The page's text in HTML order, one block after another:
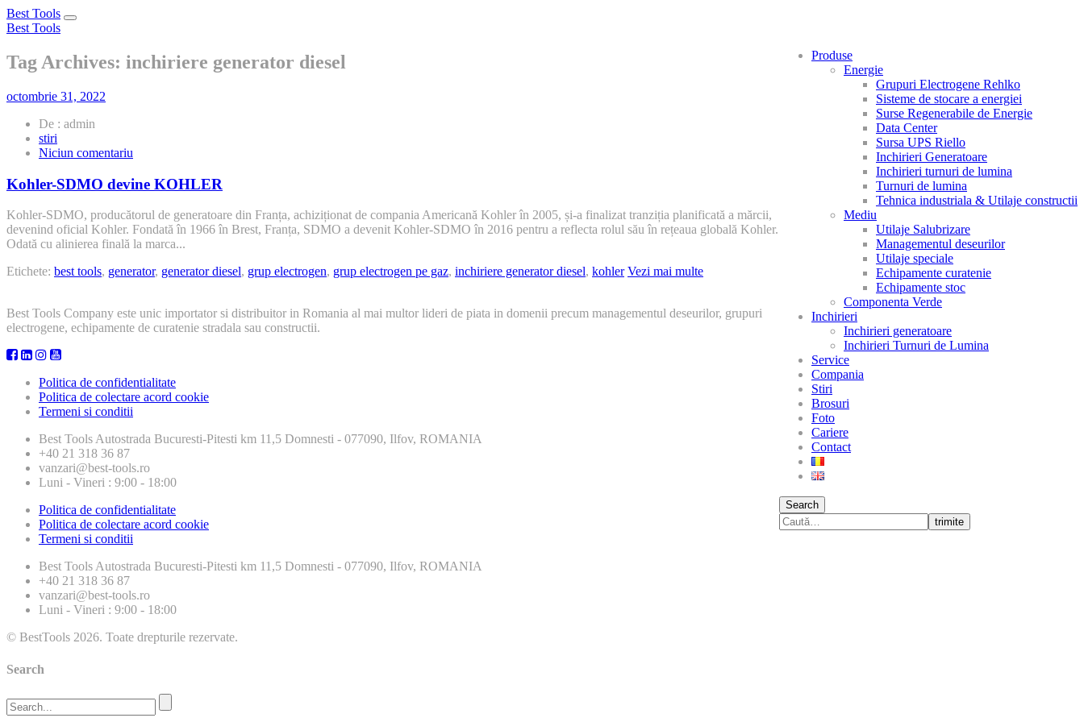
Best Tools
Toggle
Best Tools
Produse
Energie
Grupuri Electrogene Rehlko
Sisteme de stocare a energiei
Surse Regenerabile de Energie
Data Center
Sursa UPS Riello
Inchirieri Generatoare
Inchirieri turnuri de lumina
Turnuri de lumina
Tehnica industriala & Utilaje constructii
Mediu
Utilaje Salubrizare
Managementul deseurilor
Utilaje speciale
Echipamente curatenie
Echipamente stoc
Componenta Verde
Inchirieri
Inchirieri generatoare
Inchirieri Turnuri de Lumina
Service
Compania
Stiri
Brosuri
Foto
Cariere
Contact
Search
trimite
Tag Archives: inchiriere generator diesel
octombrie 31, 2022
De : admin
stiri
Niciun comentariu
SDMO
devine
KOHLER
Kohler-SDMO devine KOHLER
Kohler-SDMO, producătorul de generatoare din Franța, achiziționat de compania Americană Kohler în 2005, și-a finalizat tranziția planificată a mărcii,
devenind oficial Kohler. Fondată în 1966 în Brest, Franța, SDMO a devenit Kohler-SDMO în 2016 pentru a reflecta rolul său în rețeaua globală Kohler.
Odată cu alinierea finală la marca...
Etichete: best tools, generator, generator diesel, grup electrogen, grup electrogen pe gaz, inchiriere generator diesel, kohler Vezi mai multe
Best Tools Company este unic importator si distribuitor in Romania al mai multor lideri de piata in domenii precum managementul deseurilor, grupuri
electrogene, echipamente de curatenie stradala sau constructii.
Politica de confidentialitate
Politica de colectare acord cookie
Termeni si conditii
Best Tools Autostrada Bucuresti-Pitesti km 11,5 Domnesti - 077090, Ilfov, ROMANIA
+40 21 318 36 87
vanzari@best-tools.ro
Luni - Vineri : 9:00 - 18:00
Politica de confidentialitate
Politica de colectare acord cookie
Termeni si conditii
Best Tools Autostrada Bucuresti-Pitesti km 11,5 Domnesti - 077090, Ilfov, ROMANIA
+40 21 318 36 87
vanzari@best-tools.ro
Luni - Vineri : 9:00 - 18:00
© BestTools 2026. Toate drepturile rezervate.
Search